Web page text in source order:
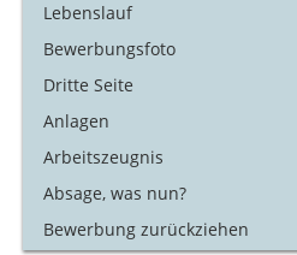
Lebenslauf
Bewerbungsfoto
Dritte Seite
Anlagen
Arbeitszeugnis
Absage, was nun?
Bewerbung zurückziehen